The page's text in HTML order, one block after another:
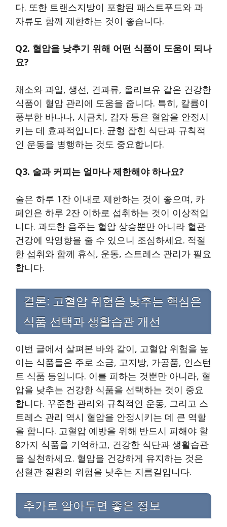
다. 또한 트랜스지방이 포함된 패스트푸드와 과
자류도 함께 제한하는 것이 좋습니다.
Q2. 혈압을 낮추기 위해 어떤 식품이 도움이 되나
요?
채소와 과일, 생선, 견과류, 올리브유 같은 건강한
식품이 혈압 관리에 도움을 줍니다. 특히, 칼륨이
풍부한 바나나, 시금치, 감자 등은 혈압을 안정시
키는 데 효과적입니다. 균형 잡힌 식단과 규칙적
인 운동을 병행하는 것도 중요합니다.
Q3. 술과 커피는 얼마나 제한해야 하나요?
술은 하루 1잔 이내로 제한하는 것이 좋으며, 카
페인은 하루 2잔 이하로 섭취하는 것이 이상적입
니다. 과도한 음주는 혈압 상승뿐만 아니라 혈관
건강에 악영향을 줄 수 있으니 조심하세요. 적절
한 섭취와 함께 휴식, 운동, 스트레스 관리가 필요
합니다.
결론: 고혈압 위험을 낮추는 핵심은
식품 선택과 생활습관 개선
이번 글에서 살펴본 바와 같이, 고혈압 위험을 높
이는 식품들은 주로 소금, 고지방, 가공품, 인스턴
트 식품 등입니다. 이를 피하는 것뿐만 아니라, 혈
압을 낮추는 건강한 식품을 선택하는 것이 중요
합니다. 꾸준한 관리와 규칙적인 운동, 그리고 스
트레스 관리 역시 혈압을 안정시키는 데 큰 역할
을 합니다. 고혈압 예방을 위해 반드시 피해야 할
8가지 식품을 기억하고, 건강한 식단과 생활습관
을 실천하세요. 혈압을 건강하게 유지하는 것은
심혈관 질환의 위험을 낮추는 지름길입니다.
추가로 알아두면 좋은 정보